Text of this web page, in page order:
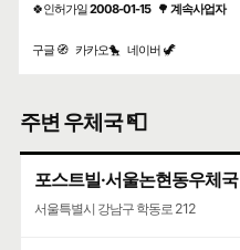
🍀인허가일2008-01-15 🌳 계속사업자
구글 🧭 카카오🐤 네이버 🦖
주변 우체국 📮
포스트빌·서울논현동우체국
서울특별시 강남구 학동로 212